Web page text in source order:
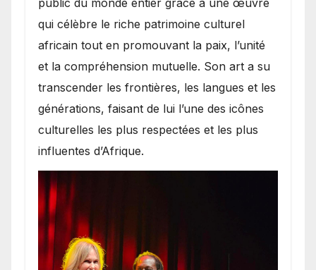
qui célèbre le riche patrimoine culturel
africain tout en promouvant la paix, l’unité
et la compréhension mutuelle. Son art a su
transcender les frontières, les langues et les
générations, faisant de lui l’une des icônes
culturelles les plus respectées et les plus
influentes d’Afrique.